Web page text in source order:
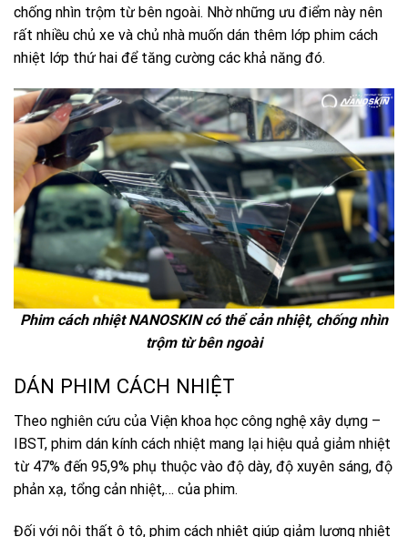
chống nhìn trộm từ bên ngoài. Nhờ những ưu điểm này nên
rất nhiều chủ xe và chủ nhà muốn dán thêm lớp phim cách
nhiệt lớp thứ hai để tăng cường các khả năng đó.
Phim cách nhiệt NANOSKIN có thể cản nhiệt, chống nhìn
trộm từ bên ngoài
DÁN PHIM CÁCH NHIỆT
Theo nghiên cứu của Viện khoa học công nghệ xây dựng –
IBST, phim dán kính cách nhiệt mang lại hiệu quả giảm nhiệt
từ 47% đến 95,9% phụ thuộc vào độ dày, độ xuyên sáng, độ
phản xạ, tổng cản nhiệt,… của phim.
Đối với nội thất ô tô, phim cách nhiệt giúp giảm lượng nhiệt